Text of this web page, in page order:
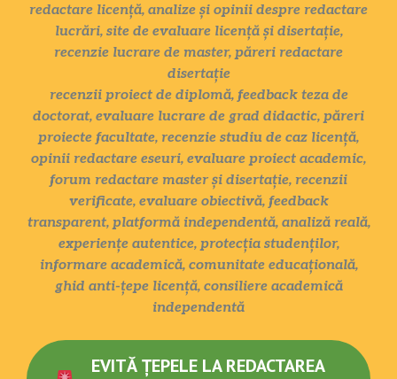
redactare licență, analize și opinii despre redactare
lucrări, site de evaluare licență și disertație,
recenzie lucrare de master, păreri redactare
disertație
recenzii proiect de diplomă, feedback teza de
doctorat, evaluare lucrare de grad didactic, păreri
proiecte facultate, recenzie studiu de caz licență,
opinii redactare eseuri, evaluare proiect academic,
forum redactare master și disertație, recenzii
verificate, evaluare obiectivă, feedback
transparent, platformă independentă, analiză reală,
experiențe autentice, protecția studenților,
informare academică, comunitate educațională,
ghid anti-țepe licență, consiliere academică
independentă
EVITĂ ȚEPELE LA REDACTAREA